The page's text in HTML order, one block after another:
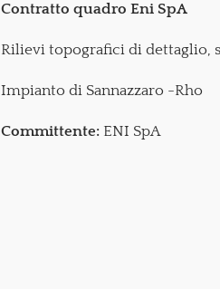
Contratto quadro Eni SpA
Rilievi topografici di dettaglio,
Impianto di Sannazzaro -Rho
Committente:ENI SpA